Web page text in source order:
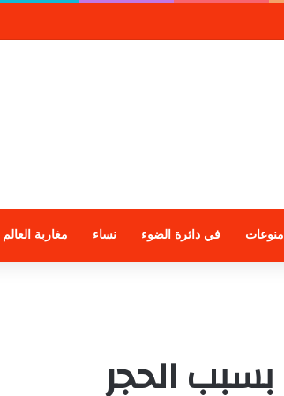
منوعات في دائرة الضوء نساء مغاربة العالم